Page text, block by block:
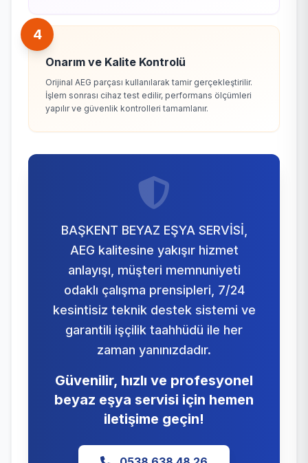
4
Onarım ve Kalite Kontrolü
Orijinal AEG parçası kullanılarak tamir gerçekleştirilir.
İşlem sonrası cihaz test edilir, performans ölçümleri
yapılır ve güvenlik kontrolleri tamamlanır.
BAŞKENT BEYAZ EŞYA SERVİSİ,
AEG kalitesine yakışır hizmet
anlayışı, müşteri memnuniyeti
odaklı çalışma prensipleri, 7/24
kesintisiz teknik destek sistemi ve
garantili işçilik taahhüdü ile her
zaman yanınızdadır.
Güvenilir, hızlı ve profesyonel
beyaz eşya servisi için hemen
iletişime geçin!